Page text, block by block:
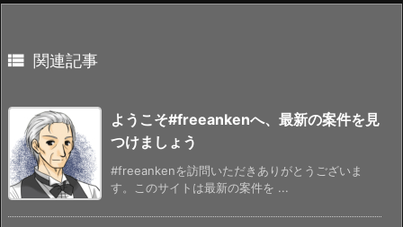
 関連記事
ようこそ#freeankenへ、最新の案件を見
つけましょう
#freeankenを訪問いただきありがとうございま
す。このサイトは最新の案件を ...